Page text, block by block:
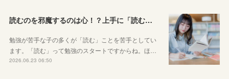
読むのを邪魔するのは心！？上手に「読む」ための気持ちの対処法
勉強が苦手な子の多くが「読む」ことを苦手としてい
ます。「読む」って勉強のスタートですからね。ほ…
2026.06.23 06:50